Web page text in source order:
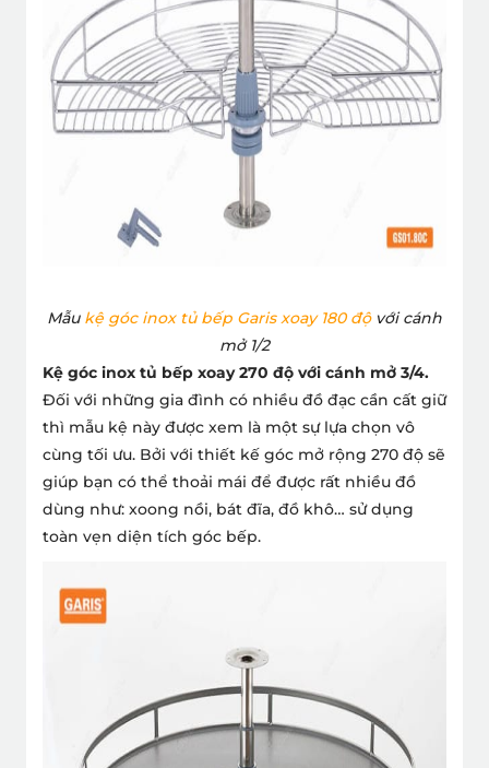
Mẫu kệ góc inox tủ bếp Garis xoay 180 độvới cánh
mở 1/2
Kệ góc inox tủ bếp xoay 270 độ với cánh mở 3/4.
Đối với những gia đình có nhiều đồ đạc cần cất giữ
thì mẫu kệ này được xem là một sự lựa chọn vô
cùng tối ưu. Bởi với thiết kế góc mở rộng 270 độ sẽ
giúp bạn có thể thoải mái để được rất nhiều đồ
dùng như: xoong nồi, bát đĩa, đồ khô… sử dụng
toàn vẹn diện tích góc bếp.